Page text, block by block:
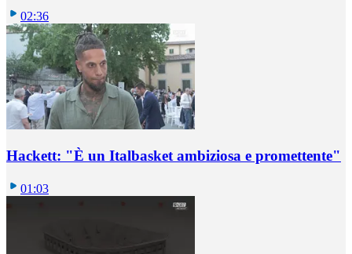
02:36
Hackett: "È un Italbasket ambiziosa e promettente"
01:03